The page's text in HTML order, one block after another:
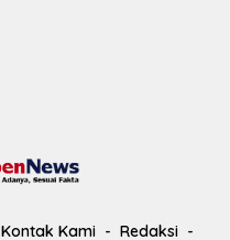
Kontak Kami Redaksi